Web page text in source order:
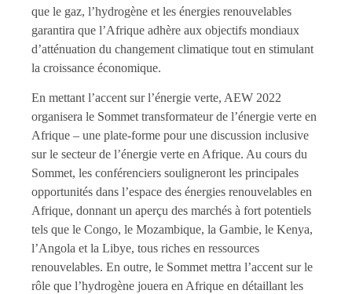
que le gaz, l’hydrogène et les énergies renouvelables
garantira que l’Afrique adhère aux objectifs mondiaux
d’atténuation du changement climatique tout en stimulant
la croissance économique.
En mettant l’accent sur l’énergie verte, AEW 2022
organisera le Sommet transformateur de l’énergie verte en
Afrique – une plate-forme pour une discussion inclusive
sur le secteur de l’énergie verte en Afrique. Au cours du
Sommet, les conférenciers souligneront les principales
opportunités dans l’espace des énergies renouvelables en
Afrique, donnant un aperçu des marchés à fort potentiels
tels que le Congo, le Mozambique, la Gambie, le Kenya,
l’Angola et la Libye, tous riches en ressources
renouvelables. En outre, le Sommet mettra l’accent sur le
rôle que l’hydrogène jouera en Afrique en détaillant les